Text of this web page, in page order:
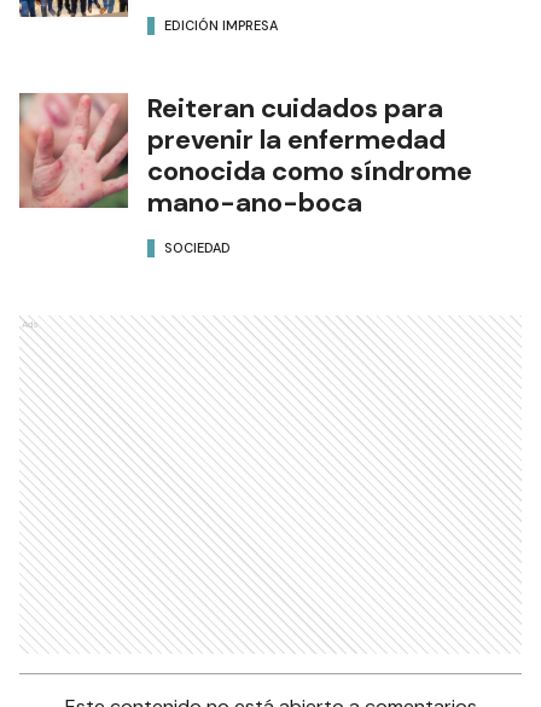
EDICIÓN IMPRESA
Reiteran cuidados para
prevenir la enfermedad
conocida como síndrome
mano-ano-boca
SOCIEDAD
Ads